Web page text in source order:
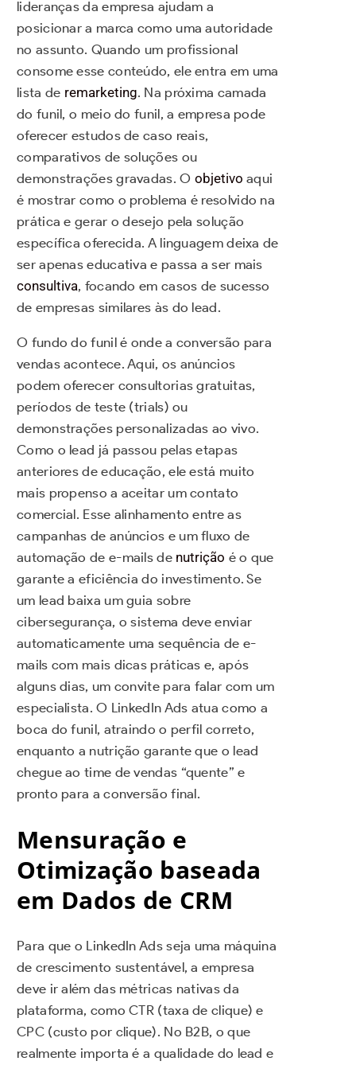
lideranças da empresa ajudam a
posicionar a marca como uma autoridade
no assunto. Quando um profissional
consome esse conteúdo, ele entra em uma
lista de remarketing. Na próxima camada
do funil, o meio do funil, a empresa pode
oferecer estudos de caso reais,
comparativos de soluções ou
demonstrações gravadas. O objetivo aqui
é mostrar como o problema é resolvido na
prática e gerar o desejo pela solução
específica oferecida. A linguagem deixa de
ser apenas educativa e passa a ser mais
consultiva, focando em casos de sucesso
de empresas similares às do lead.
O fundo do funil é onde a conversão para
vendas acontece. Aqui, os anúncios
podem oferecer consultorias gratuitas,
períodos de teste (trials) ou
demonstrações personalizadas ao vivo.
Como o lead já passou pelas etapas
anteriores de educação, ele está muito
mais propenso a aceitar um contato
comercial. Esse alinhamento entre as
campanhas de anúncios e um fluxo de
automação de e-mails de nutrição é o que
garante a eficiência do investimento. Se
um lead baixa um guia sobre
cibersegurança, o sistema deve enviar
automaticamente uma sequência de e-
mails com mais dicas práticas e, após
alguns dias, um convite para falar com um
especialista. O LinkedIn Ads atua como a
boca do funil, atraindo o perfil correto,
enquanto a nutrição garante que o lead
chegue ao time de vendas “quente” e
pronto para a conversão final.
Mensuração e
Otimização baseada
em Dados de CRM
Para que o LinkedIn Ads seja uma máquina
de crescimento sustentável, a empresa
deve ir além das métricas nativas da
plataforma, como CTR (taxa de clique) e
CPC (custo por clique). No B2B, o que
realmente importa é a qualidade do lead e